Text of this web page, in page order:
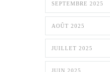
SEPTEMBRE 2025
AOÛT 2025
JUILLET 2025
JUIN 2025